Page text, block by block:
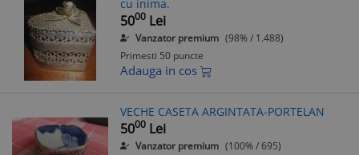
cu inima.
5000 Lei
Vanzator premium (98% / 1.488)
Primesti 50 puncte
Adauga in cos
VECHE CASETA ARGINTATA-PORTELAN
5000 Lei
Vanzator premium (100% / 695)